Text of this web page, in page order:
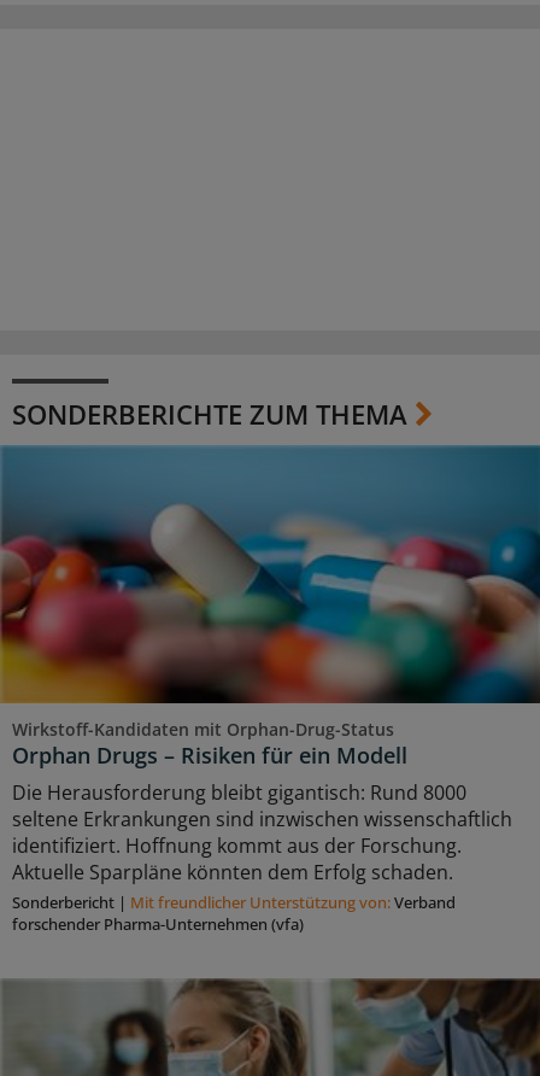
SONDERBERICHTE ZUM THEMA
Wirkstoff-Kandidaten mit Orphan-Drug-Status
Orphan Drugs – Risiken für ein Modell
Die Herausforderung bleibt gigantisch: Rund 8000
seltene Erkrankungen sind inzwischen wissenschaftlich
identifiziert. Hoffnung kommt aus der Forschung.
Aktuelle Sparpläne könnten dem Erfolg schaden.
Sonderbericht | Mit freundlicher Unterstützung von:Verband
forschender Pharma-Unternehmen (vfa)